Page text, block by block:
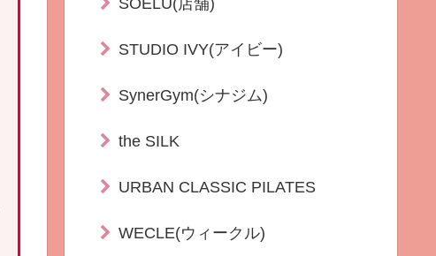
SOELU(店舗)
STUDIO IVY(アイビー)
SynerGym(シナジム)
the SILK
URBAN CLASSIC PILATES
WECLE(ウィークル)